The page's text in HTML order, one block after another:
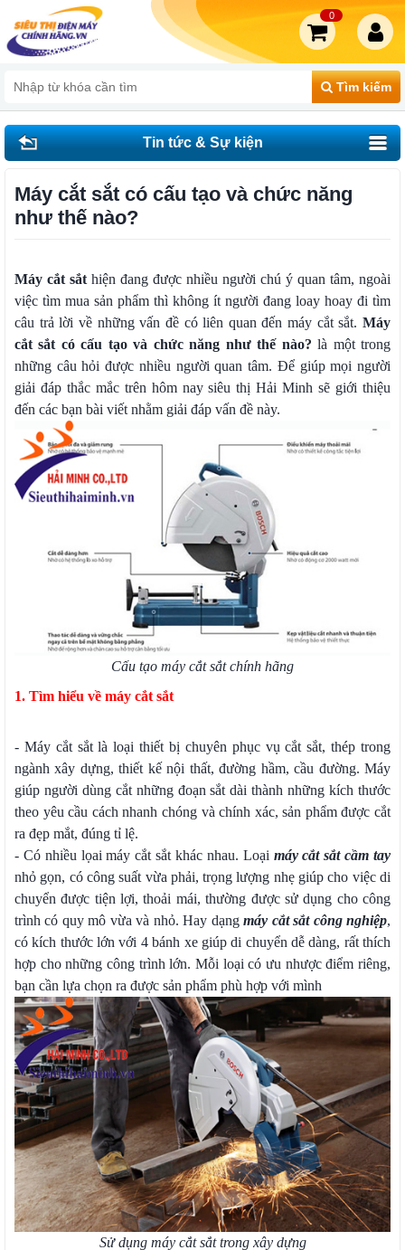
Tìm kiếm
0
Tin tức & Sự kiện
Máy cắt sắt có cấu tạo và chức năng
như thế nào?
Máy cắt sắt hiện đang được nhiều người chú ý quan tâm, ngoài
việc tìm mua sản phẩm thì không ít người đang loay hoay đi tìm
câu trả lời về những vấn đề có liên quan đến máy cắt sắt. Máy
cắt sắt có cấu tạo và chức năng như thế nào? là một trong
những câu hỏi được nhiều người quan tâm. Để giúp mọi người
giải đáp thắc mắc trên hôm nay siêu thị Hải Minh sẽ giới thiệu
đến các bạn bài viết nhằm giải đáp vấn đề này.
Cấu tạo máy cắt sắt chính hãng
1. Tìm hiểu về máy cắt sắt
- Máy cắt sắt là loại thiết bị chuyên phục vụ cắt sắt, thép trong
ngành xây dựng, thiết kế nội thất, đường hầm, cầu đường. Máy
giúp người dùng cắt những đoạn sắt dài thành những kích thước
theo yêu cầu cách nhanh chóng và chính xác, sản phẩm được cắt
ra đẹp mắt, đúng tỉ lệ.
- Có nhiều lọai máy cắt sắt khác nhau. Loại máy cắt sắt cầm tay
nhỏ gọn, có công suất vừa phải, trọng lượng nhẹ giúp cho việc di
chuyển được tiện lợi, thoải mái, thường được sử dụng cho công
trình có quy mô vừa và nhỏ. Hay dạngmáy cắt sắt công nghiệp,
có kích thước lớn với 4 bánh xe giúp di chuyển dễ dàng, rất thích
hợp cho những công trình lớn. Mỗi loại có ưu nhược điểm riêng,
bạn cần lựa chọn ra được sản phẩm phù hợp với mình
Sử dụng máy cắt sắt trong xây dựng